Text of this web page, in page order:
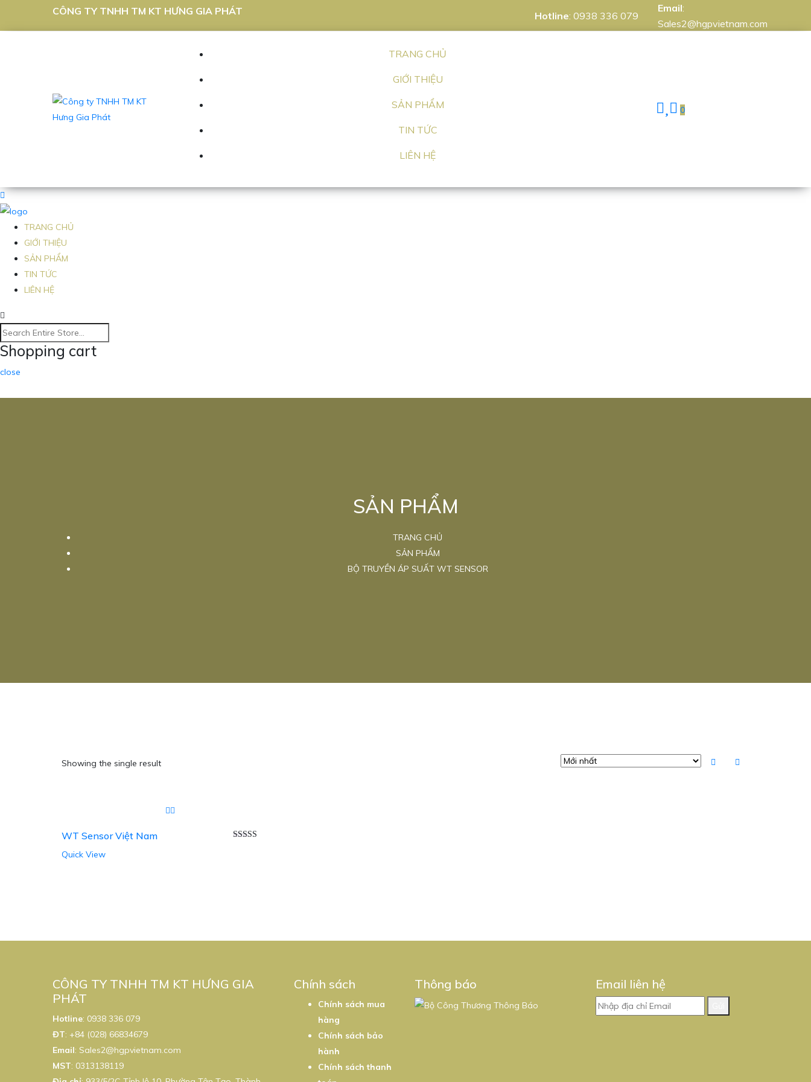
CÔNG TY TNHH TM KT HƯNG GIA PHÁT Hotline: 0938 336 079
Email:
Sales2@hgpvietnam.com
TRANG CHỦ
GIỚI THIỆU
SẢN PHẨM
TIN TỨC
LIÊN HỆ
0
TRANG CHỦ
GIỚI THIỆU
SẢN PHẨM
TIN TỨC
LIÊN HỆ
Shopping cart
close
SẢN PHẨM
TRANG CHỦ
SẢN PHẨM
BỘ TRUYỀN ÁP SUẤT WT SENSOR
Showing the single result
WT Sensor Việt Nam
Quick View
CÔNG TY TNHH TM KT HƯNG GIA
PHÁT
Hotline: 0938 336 079
ĐT: +84 (028) 66834679
Email: Sales2@hgpvietnam.com
MST: 0313138119
Chính sách
Chính sách mua
hàng
Chính sách bảo
hành
Chính sách thanh
Thông báo Email liên hệ